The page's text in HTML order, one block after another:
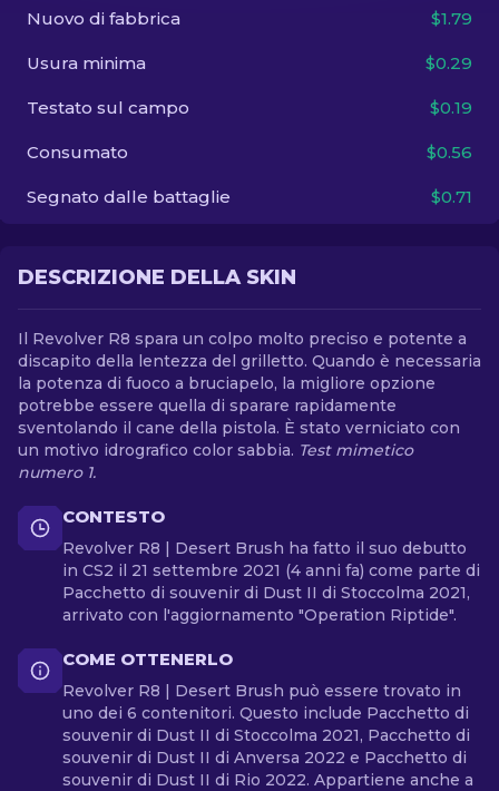
IT
Nuovo di fabbrica $1.79
Usura minima $0.29
Testato sul campo $0.19
Consumato $0.56
Segnato dalle battaglie $0.71
DESCRIZIONE DELLA SKIN
Il Revolver R8 spara un colpo molto preciso e potente a
discapito della lentezza del grilletto. Quando è necessaria
la potenza di fuoco a bruciapelo, la migliore opzione
potrebbe essere quella di sparare rapidamente
sventolando il cane della pistola. È stato verniciato con
un motivo idrografico color sabbia. Test mimetico
numero 1.
CONTESTO
Revolver R8 | Desert Brush ha fatto il suo debutto
in CS2 il 21 settembre 2021 (4 anni fa) come parte di
Pacchetto di souvenir di Dust II di Stoccolma 2021,
arrivato con l'aggiornamento "Operation Riptide".
COME OTTENERLO
Revolver R8 | Desert Brush può essere trovato in
uno dei 6 contenitori. Questo include Pacchetto di
souvenir di Dust II di Stoccolma 2021, Pacchetto di
souvenir di Dust II di Anversa 2022 e Pacchetto di
souvenir di Dust II di Rio 2022. Appartiene anche a